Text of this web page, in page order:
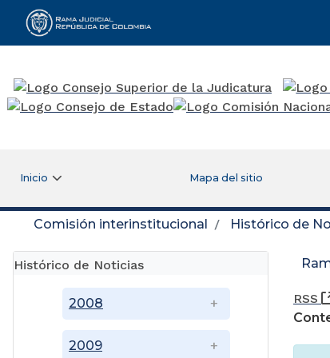
Rama Judicial
Inicio Mapa del sitio
Comisión interinstitucional Histórico de
Histórico de Noticias
2008
2009
RSS